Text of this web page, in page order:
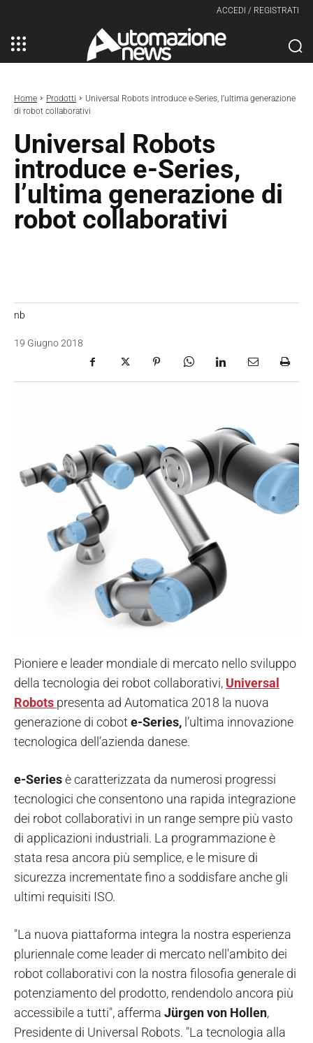
ACCEDI / REGISTRATI
Home Prodotti
Universal Robots introduce e-Series, l’ultima generazione
di robot collaborativi
Universal Robots
introduce e-Series,
l’ultima generazione di
robot collaborativi
nb
19 Giugno 2018
Pioniere e leader mondiale di mercato nello sviluppo
della tecnologia dei robot collaborativi, Universal
Robots presenta ad Automatica 2018 la nuova
generazione di cobot e-Series, l’ultima innovazione
tecnologica dell’azienda danese.
e-Seriesè caratterizzata da numerosi progressi
tecnologici che consentono una rapida integrazione
dei robot collaborativi in un range sempre più vasto
di applicazioni industriali. La programmazione è
stata resa ancora più semplice, e le misure di
sicurezza incrementate fino a soddisfare anche gli
ultimi requisiti ISO.
"La nuova piattaforma integra la nostra esperienza
pluriennale come leader di mercato nell'ambito dei
robot collaborativi con la nostra filosofia generale di
potenziamento del prodotto, rendendolo ancora più
accessibile a tutti", afferma Jürgen von Hollen,
Presidente di Universal Robots. "La tecnologia alla